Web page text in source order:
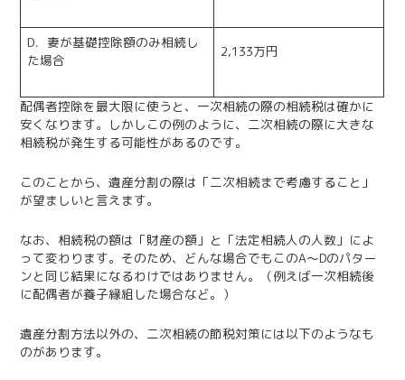
D．妻が基礎控除額のみ相続し
た場合
2,133万円
配偶者控除を最大限に使うと、一次相続の際の相続税は確かに
安くなります。しかしこの例のように、二次相続の際に大きな
相続税が発生する可能性があるのです。
このことから、遺産分割の際は「二次相続まで考慮すること」
が望ましいと言えます。
なお、相続税の額は「財産の額」と「法定相続人の人数」によ
って変わります。そのため、どんな場合でもこのA～Dのパター
ンと同じ結果になるわけではありません。（例えば一次相続後
に配偶者が養子縁組した場合など。）
遺産分割方法以外の、二次相続の節税対策には以下のようなも
のがあります。